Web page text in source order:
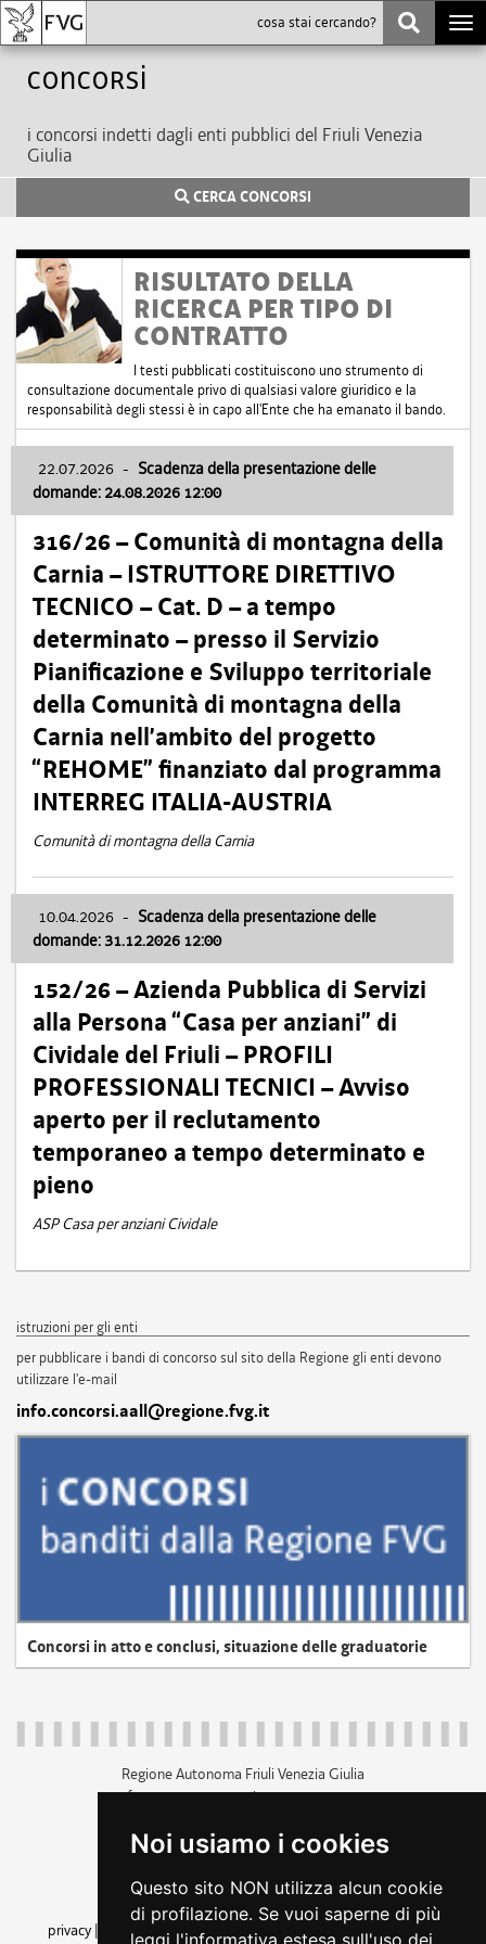
Noi usiamo i cookies
Questo sito NON utilizza alcun cookie
di profilazione. Se vuoi saperne di più
leggi l'informativa estesa sull'uso dei
Concorsi
i concorsi indetti dagli enti pubblici del Friuli Venezia
Giulia
CERCA CONCORSI
RISULTATO DELLA
RICERCA PER TIPO DI
CONTRATTO
I testi pubblicati costituiscono uno strumento di
consultazione documentale privo di qualsiasi valore giuridico e la
responsabilità degli stessi è in capo all'Ente che ha emanato il bando.
22.07.2026 - Scadenza della presentazione delle
domande: 24.08.2026 12:00
316/26 – Comunità di montagna della
Carnia – ISTRUTTORE DIRETTIVO
TECNICO – Cat. D – a tempo
determinato – presso il Servizio
Pianificazione e Sviluppo territoriale
della Comunità di montagna della
Carnia nell’ambito del progetto
“REHOME” finanziato dal programma
INTERREG ITALIA-AUSTRIA
Comunità di montagna della Carnia
10.04.2026 - Scadenza della presentazione delle
domande: 31.12.2026 12:00
152/26 – Azienda Pubblica di Servizi
alla Persona “Casa per anziani” di
Cividale del Friuli – PROFILI
PROFESSIONALI TECNICI – Avviso
aperto per il reclutamento
temporaneo a tempo determinato e
pieno
ASP Casa per anziani Cividale
istruzioni per gli enti
per pubblicare i bandi di concorso sul sito della Regione gli enti devono
utilizzare l'e-mail
info.concorsi.aall@regione.fvg.it
Concorsi in atto e conclusi, situazione delle graduatorie
Regione Autonoma Friuli Venezia Giulia
c.f. 80014930327; p.iva 00526040324
+39 040 3771111
amministrazione trasparente
privacy
cookie |note legali accessibilità
dichiarazione di